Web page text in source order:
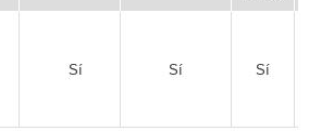
Sí Sí Sí